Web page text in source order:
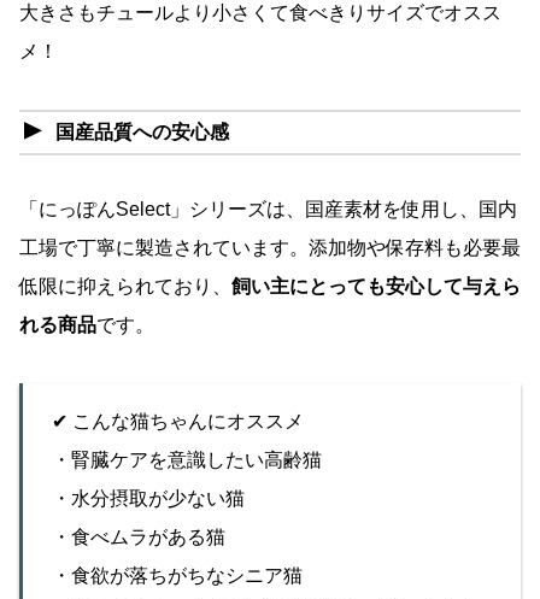
大きさもチュールより小さくて食べきりサイズでオスス
メ！
国産品質への安心感
「にっぽんSelect」シリーズは、国産素材を使用し、国内
工場で丁寧に製造されています。添加物や保存料も必要最
低限に抑えられており、 飼い主にとっても安心して与えら
れる商品です。
✔ こんな猫ちゃんにオススメ
・腎臓ケアを意識したい高齢猫
・水分摂取が少ない猫
・食べムラがある猫
・食欲が落ちがちなシニア猫